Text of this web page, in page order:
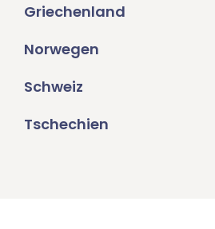
Griechenland
Norwegen
Schweiz
Tschechien